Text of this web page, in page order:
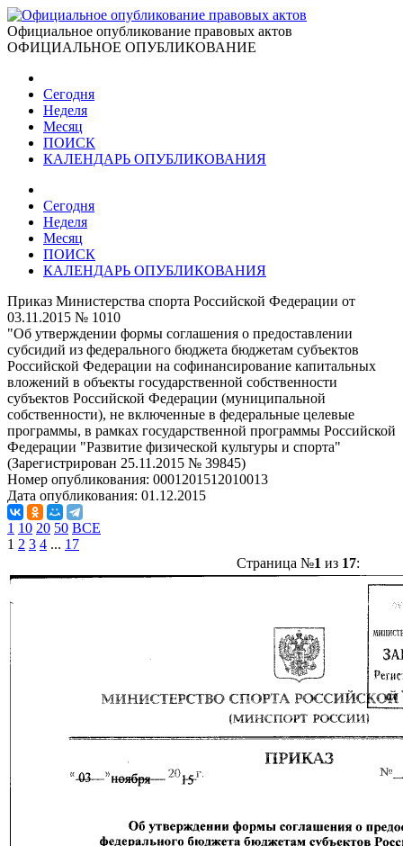
Официальное опубликование правовых актов
ОФИЦИАЛЬНОЕ ОПУБЛИКОВАНИЕ
Сегодня
Неделя
Месяц
ПОИСК
КАЛЕНДАРЬ ОПУБЛИКОВАНИЯ
Сегодня
Неделя
Месяц
ПОИСК
КАЛЕНДАРЬ ОПУБЛИКОВАНИЯ
Приказ Министерства спорта Российской Федерации от
03.11.2015 № 1010
"Об утверждении формы соглашения о предоставлении
субсидий из федерального бюджета бюджетам субъектов
Российской Федерации на софинансирование капитальных
вложений в объекты государственной собственности
субъектов Российской Федерации (муниципальной
собственности), не включенные в федеральные целевые
программы, в рамках государственной программы Российской
Федерации "Развитие физической культуры и спорта"
(Зарегистрирован 25.11.2015 № 39845)
Номер опубликования: 0001201512010013
Дата опубликования: 01.12.2015
1 10 20 50 ВСЕ
1 2 3 4 ... 17
Страница №1 из 17: